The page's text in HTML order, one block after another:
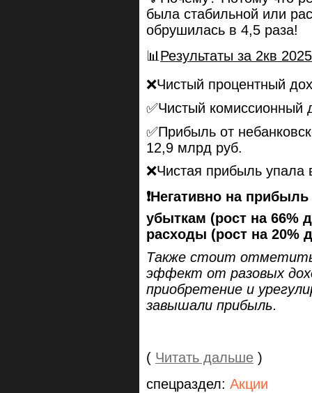
была стабильной или
обрушилась в 4,5 раза!
📊 Результаты за 2кв
❌Чистый процентный
✅Чистый комиссионный
✅Прибыль от
12,9 млрд руб.
❌Чистая прибыль
❗️Негативно на
убыткам (рост на 66%
расходы (рост на 20%
Также стоит
эффект от разовых
приобретение и
завышали прибыль.
( Читать дальше )
спецраздел: Акции